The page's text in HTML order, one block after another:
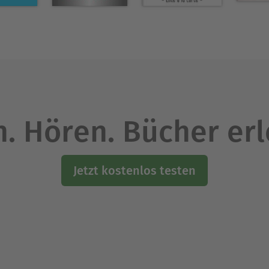
Hören. Bücher
Jetzt kostenlos testen